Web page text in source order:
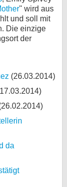
" wird aus
und soll mit
Die einzige
der
(26.03.2014)
da